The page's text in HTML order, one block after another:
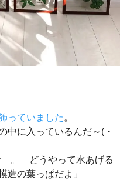
っていました 。
中に入っているんだ～(・
ゞ。 どうやって水あげる
造の葉っぱだよ」